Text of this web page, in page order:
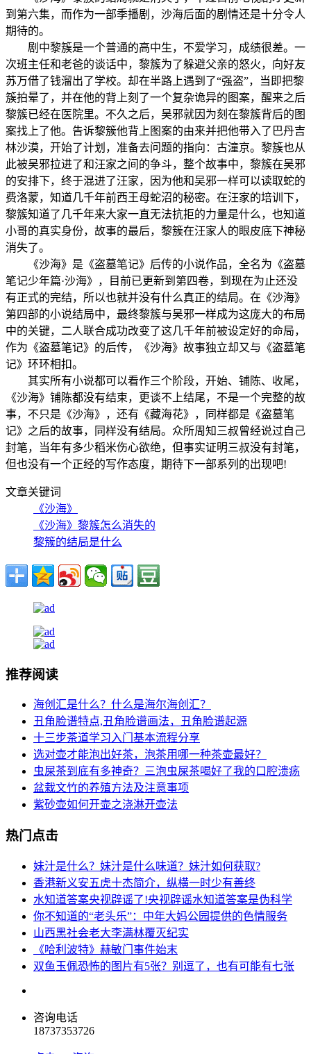
到第六集，而作为一部季播剧，沙海后面的剧情还是十分令人
期待的。
剧中黎簇是一个普通的高中生，不爱学习，成绩很差。一
次班主任和老爸的谈话中，黎簇为了躲避父亲的怒火，向好友
苏万借了钱溜出了学校。却在半路上遇到了“强盗”，当即把黎
簇拍晕了，并在他的背上刻了一个复杂诡异的图案，醒来之后
黎簇已经在医院里。不久之后，吴邪就因为刻在黎簇背后的图
案找上了他。告诉黎簇他背上图案的由来并把他带入了巴丹吉
林沙漠，开始了计划，准备去问题的指向：古潼京。黎簇也从
此被吴邪拉进了和汪家之间的争斗，整个故事中，黎簇在吴邪
的安排下，终于混进了汪家，因为他和吴邪一样可以读取蛇的
费洛蒙，知道几千年前西王母蛇沼的秘密。在汪家的培训下，
黎簇知道了几千年来大家一直无法抗拒的力量是什么，也知道
小哥的真实身份，故事的最后，黎簇在汪家人的眼皮底下神秘
消失了。
《沙海》是《盗墓笔记》后传的小说作品，全名为《盗墓
笔记少年篇·沙海》，目前已更新到第四卷，到现在为止还没
有正式的完结，所以也就并没有什么真正的结局。在《沙海》
第四部的小说结局中，最终黎簇与吴邪一样成为这庞大的布局
中的关键，二人联合成功改变了这几千年前被设定好的命局，
作为《盗墓笔记》的后传，《沙海》故事独立却又与《盗墓笔
记》环环相扣。
其实所有小说都可以看作三个阶段，开始、铺陈、收尾，
《沙海》铺陈都没有结束，更谈不上结尾，不是一个完整的故
事，不只是《沙海》，还有《藏海花》，同样都是《盗墓笔
记》之后的故事，同样没有结局。众所周知三叔曾经说过自己
封笔，当年有多少稻米伤心欲绝，但事实证明三叔没有封笔，
但也没有一个正经的写作态度，期待下一部系列的出现吧!
文章关键词
《沙海》
《沙海》黎簇怎么消失的
黎簇的结局是什么
推荐阅读
海创汇是什么？什么是海尔海创汇？
丑角脸谱特点,丑角脸谱画法，丑角脸谱起源
十三步茶道学习入门基本流程分享
选对壶才能泡出好茶，泡茶用哪一种茶壶最好？
虫屎茶到底有多神奇？三泡虫屎茶喝好了我的口腔溃疡
盆栽文竹的养殖方法及注意事项
紫砂壶如何开壶之浇淋开壶法
热门点击
妹汁是什么？妹汁是什么味道？妹汁如何获取?
香港新义安五虎十杰简介，纵横一时少有善终
水知道答案央视辟谣了!央视辟谣水知道答案是伪科学
你不知道的“老头乐”：中年大妈公园提供的色情服务
山西黑社会老大李满林覆灭纪实
《哈利波特》赫敏门事件始末
双鱼玉佩恐怖的图片有5张？别逗了，也有可能有七张
咨询电话
18737353726